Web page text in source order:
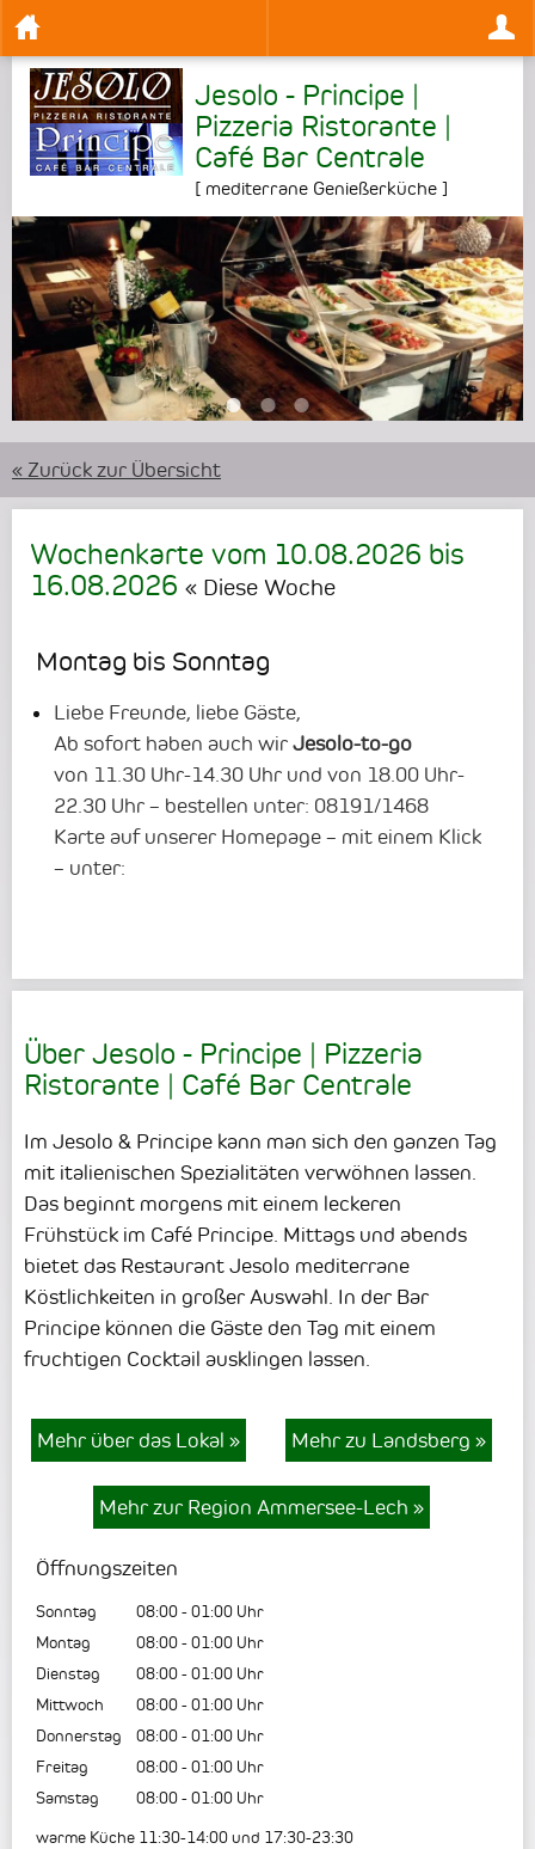
Jesolo - Principe |
Pizzeria Ristorante |
Café Bar Centrale
[ mediterrane Genießerküche ]
•••
« Zurück zur Übersicht
Wochenkarte vom 10.08.2026 bis
16.08.2026 « Diese Woche
Montag bis Sonntag
Liebe Freunde, liebe Gäste,
Ab sofort haben auch wir Jesolo-to-go
von 11.30 Uhr-14.30 Uhr und von 18.00 Uhr-
22.30 Uhr – bestellen unter: 08191/1468
Karte auf unserer Homepage – mit einem Klick
– unter:
Über Jesolo - Principe | Pizzeria
Ristorante | Café Bar Centrale
Im Jesolo & Principe kann man sich den ganzen Tag
mit italienischen Spezialitäten verwöhnen lassen.
Das beginnt morgens mit einem leckeren
Frühstück im Café Principe. Mittags und abends
bietet das Restaurant Jesolo mediterrane
Köstlichkeiten in großer Auswahl. In der Bar
Principe können die Gäste den Tag mit einem
fruchtigen Cocktail ausklingen lassen.
Mehr über das Lokal» Mehr zu Landsberg »
Mehr zur Region Ammersee-Lech »
Öffnungszeiten
Sonntag 08:00-01:00 Uhr
Montag
08:00-01:00 Uhr
Dienstag
08:00-01:00 Uhr
Mittwoch
08:00-01:00 Uhr
Donnerstag
08:00-01:00 Uhr
Freitag
08:00-01:00 Uhr
Samstag
08:00-01:00 Uhr
warme Küche 11:30-14:00 und 17:30-23:30